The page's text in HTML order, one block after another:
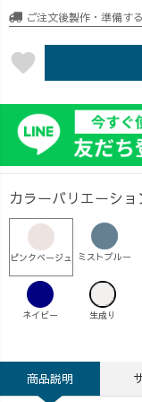
ご注文後製作・準備す
favorite
カラーバリエーショ
ピンクベージュ ミストブルー
ネイビー 生成り
商品説明